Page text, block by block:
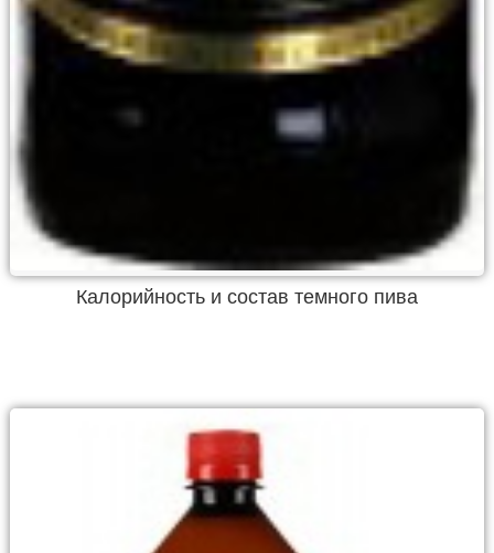
Калорийность и состав темного пива